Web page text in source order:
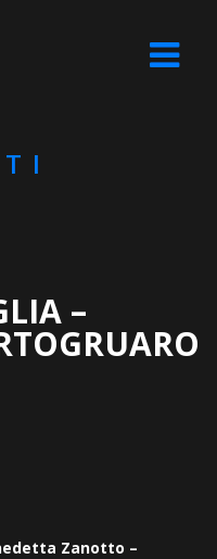
–
Zanotto –